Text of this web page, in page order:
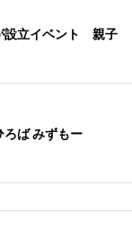
設立イベント 親子
ば みずもー